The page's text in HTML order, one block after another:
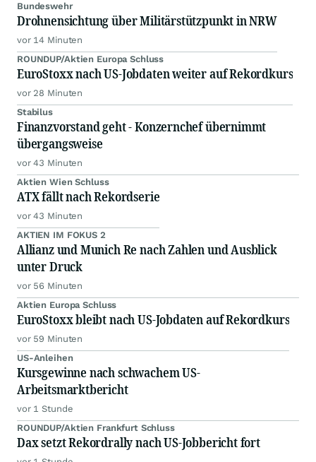
Bundeswehr
Drohnensichtung über Militärstützpunkt in NRW
vor 14 Minuten
ROUNDUP/Aktien Europa Schluss
EuroStoxx nach US-Jobdaten weiter auf Rekordkurs
vor 28 Minuten
Stabilus
Finanzvorstand geht - Konzernchef übernimmt
übergangsweise
vor 43 Minuten
Aktien Wien Schluss
ATX fällt nach Rekordserie
vor 43 Minuten
AKTIEN IM FOKUS 2
Allianz und Munich Re nach Zahlen und Ausblick
unter Druck
vor 56 Minuten
Aktien Europa Schluss
EuroStoxx bleibt nach US-Jobdaten auf Rekordkurs
vor 59 Minuten
US-Anleihen
Kursgewinne nach schwachem US-
Arbeitsmarktbericht
vor 1 Stunde
ROUNDUP/Aktien Frankfurt Schluss
Dax setzt Rekordrally nach US-Jobbericht fort